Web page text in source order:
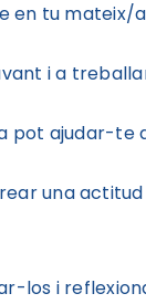
en tu
i a
ajudar-te
una
los i